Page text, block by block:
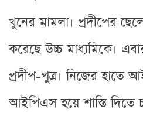
খুনের মামলা। প্রদীপের
করেছে উচ্চ মাধ্যমিকে।
প্রদীপ-পুত্র। নিজের হাতে
আইপিএস হয়ে শাস্তি দিতে